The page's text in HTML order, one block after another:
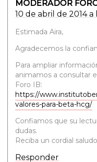
MODERADOR
10 de abril de 2014 a
Estimada Aira,
Agradecemos la
Para ampliar
animamos a consultar
Foro IB:
https://
valores-para-beta-hcg/
Confiamos que su
dudas.
Reciba un cordial
Responder